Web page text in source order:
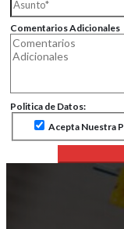
Comentarios Adicionales
Politica de Datos:
Acepta Nuestra